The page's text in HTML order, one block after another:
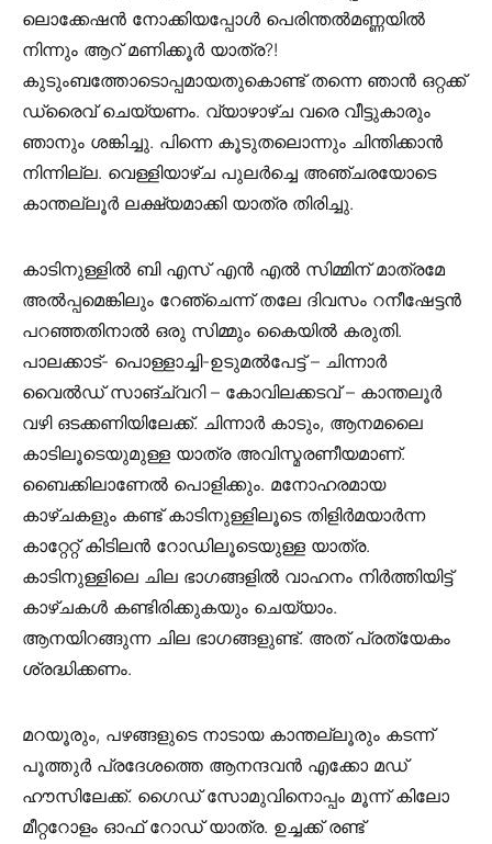
ലൊക്കേഷന്‍ നോക്കിയപ്പോള്‍ പെരിന്തൽമണ്ണയിൽ
നിന്നും ആറ് മണിക്കൂര്‍ യാത്ര?!
കുടുംബത്തോടൊപ്പമായതുകൊണ്ട് തന്നെ ഞാന്‍ ഒറ്റക്ക്
ഡ്രൈവ് ചെയ്യണം. വ്യാഴാഴ്ച വരെ വീട്ടുകാരും
ഞാനും ശങ്കിച്ചു. പിന്നെ കൂടുതലൊന്നും ചിന്തിക്കാൻ
നിന്നില്ല. വെള്ളിയാഴ്ച പുലര്‍ച്ചെ അഞ്ചരയോടെ
കാന്തല്ലൂര്‍ ലക്ഷ്യമാക്കി യാത്ര തിരിച്ചു.
കാടിനുള്ളില്‍ ബി എസ് എന്‍ എല്‍ സിമ്മിന് മാത്രമേ
അല്‍പ്പമെങ്കിലും റേഞ്ചെന്ന് തലേ ദിവസം റനീഷേട്ടൻ
പറഞ്ഞതിനാൽ ഒരു സിമ്മും കൈയില്‍ കരുതി.
പാലക്കാട്- പൊള്ളാച്ചി-ഉടുമല്‍പേട്ട് – ചിന്നാര്‍
വൈല്‍ഡ് സാങ്ച്വറി – കോവിലക്കടവ് – കാന്തലൂര്‍
വഴി ഒടക്കണിയിലേക്ക്. ചിന്നാര്‍ കാടും, ആനമലൈ
കാടിലൂടെയുമുള്ള യാത്ര അവിസ്മരണീയമാണ്.
ബൈക്കിലാണേൽ പൊളിക്കും. മനോഹരമായ
കാഴ്ചകളും കണ്ട് കാടിനുള്ളിലൂടെ തിളിര്‍മയാര്‍ന്ന
കാറ്റേറ്റ് കിടിലന്‍ റോഡിലൂടെയുള്ള യാത്ര.
കാടിനുള്ളിലെ ചില ഭാഗങ്ങളിൽ വാഹനം നിർത്തിയിട്ട്
കാഴ്ചകൾ കണ്ടിരിക്കുകയും ചെയ്യാം.
ആനയിറങ്ങുന്ന ചില ഭാഗങ്ങളുണ്ട്. അത് പ്രത്യേകം
ശ്രദ്ധിക്കണം.
മറയൂരും, പഴങ്ങളുടെ നാടായ കാന്തല്ലൂരും കടന്ന്
പൂത്തുർ പ്രദേശത്തെ ആനന്ദവൻ എക്കോ മഡ്
ഹൗസിലേക്ക്. ഗൈഡ് സോമുവിനൊപ്പം മൂന്ന് കിലോ
മീറ്ററോളം ഓഫ് റോഡ് യാത്ര. ഉച്ചക്ക് രണ്ട്